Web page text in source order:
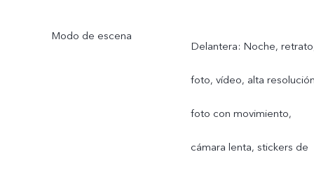
Modo de escena
Delantera: Noche,
foto, vídeo, alta
foto con movimiento,
cámara lenta, stickers de